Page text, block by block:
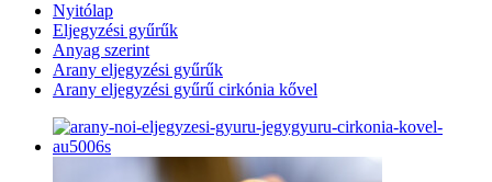
Nyitólap
Eljegyzési gyűrűk
Anyag szerint
Arany eljegyzési gyűrűk
Arany eljegyzési gyűrű cirkónia kővel